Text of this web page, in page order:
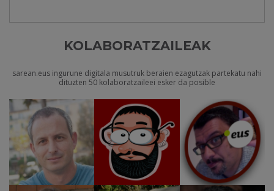
KOLABORATZAILEAK
sarean.eus ingurune digitala musutruk beraien ezagutzak partekatu nahi
dituzten 50 kolaboratzaileei esker da posible